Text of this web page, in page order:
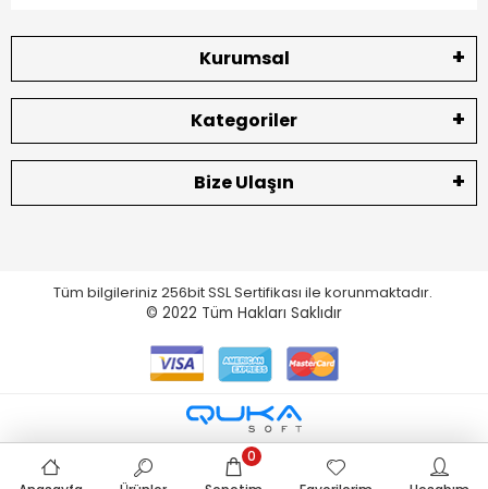
Kurumsal
Kategoriler
Bize Ulaşın
Tüm bilgileriniz 256bit SSL Sertifikası ile korunmaktadır.
© 2022 Tüm Hakları Saklıdır
0